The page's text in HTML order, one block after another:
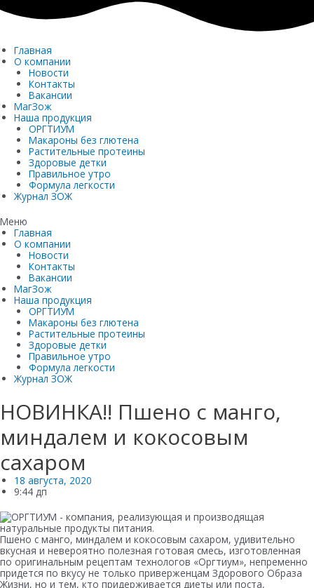
к
Главная
О компании
Новости
Контакты
Вакансии
МагЗож
Наша продукция
ОРГТИУМ
Макароны без глютена
Растительные протеины
Здоровые детки
Правильное утро
Формула легкости
Журнал ЗОЖ
Меню
Главная
О компании
Новости
Контакты
Вакансии
МагЗож
Наша продукция
ОРГТИУМ
Макароны без глютена
Растительные протеины
Здоровые детки
Правильное утро
Формула легкости
Журнал ЗОЖ
НОВИНКА!! Пшено с манго,
миндалем и кокосовым
сахаром
18 августа, 2020
9:44 дп
Пшено с манго, миндалем и кокосовым сахаром, удивительно
вкусная и невероятно полезная готовая смесь, изготовленная
по оригинальным рецептам технологов «Оргтиум», непременно
придется по вкусу не только приверженцам Здорового Образа
Жизни, но и тем, кто придерживается диеты или поста,